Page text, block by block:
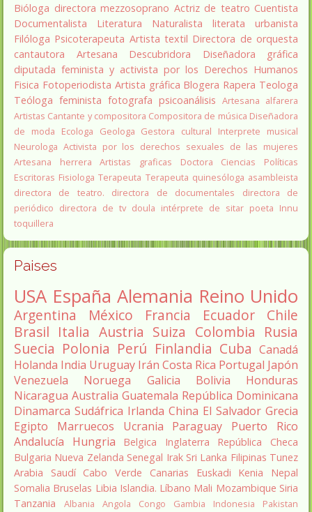
Bióloga directora mezzosoprano Actriz de teatro Cuentista
Documentalista
Literatura Naturalista literata
urbanista
Filóloga Psicoterapeuta Artista textil Directora de orquesta
cantautora
Artesana Descubridora
Diseñadora gráfica
diputada feminista y activista por los Derechos Humanos
Fisica Fotoperiodista Artista gráfica Blogera Rapera Teologa
Teóloga feminista fotografa psicoanálisis Artesana alfarera
Artistas Cantante y compositora Compositora de música Diseñadora
de moda
Ecologa Geologa Gestora cultural
Interprete musical
Neurologa Activista por los derechos sexuales de las mujeres
Artesana herrera
Artistas graficas
Doctora Ciencias Políticas
Escritoras Fisiologa Terapeuta Terapeuta quinesóloga asambleista
directora de teatro.
directora de documentales
directora de
periódico directora de tv doula intérprete de sitar poeta Innu
toquillera
Paises
USA España Alemania Reino Unido
Argentina México Francia Ecuador
Chile
Brasil Italia Austria Suiza Colombia Rusia
Suecia Polonia Perú Finlandia Cuba Canadá
Holanda India Uruguay Irán Costa Rica Portugal Japón
Venezuela
Noruega Galicia Bolivia
Honduras
Nicaragua Australia Guatemala República Dominicana
Dinamarca Sudáfrica Irlanda China El Salvador Grecia
Egipto
Marruecos Ucrania Paraguay
Puerto Rico
Andalucía
Hungria Belgica Inglaterra
República Checa
Bulgaria Nueva Zelanda Senegal Irak Sri Lanka Filipinas Tunez
Arabia Saudí Cabo Verde Canarias Euskadi Kenia
Nepal
Somalia Bruselas Libia Islandia. Líbano Mali Mozambique Siria
Tanzania
Albania Angola Congo Gambia Indonesia
Pakistan